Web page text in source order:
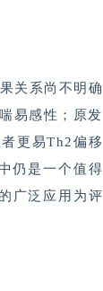
关系尚不明确
易感性；原发
更易Th2偏移
仍是一个值得
广泛应用为评